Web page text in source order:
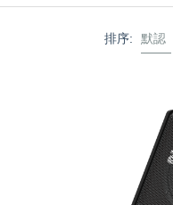
排序: 默認